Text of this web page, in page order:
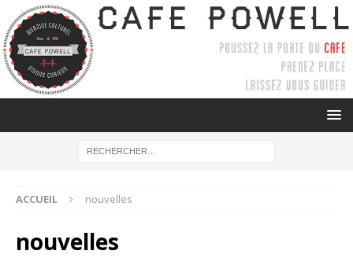
ACCUEIL nouvelles
nouvelles